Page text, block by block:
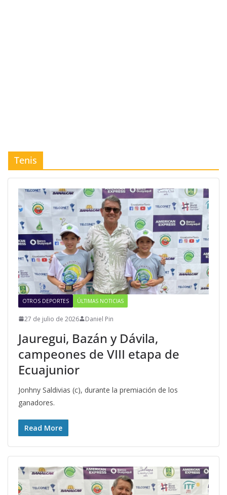
Tenis
OTROS DEPORTES ÚLTIMAS NOTICIAS
27 de julio de 2026 Daniel Pin
Jauregui, Bazán y Dávila,
campeones de VIII etapa de
Ecuajunior
Jonhny Saldivias (c), durante la premiación de los
ganadores.
Read More